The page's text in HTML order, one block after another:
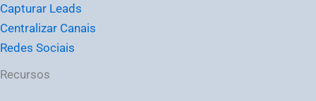
Capturar Leads
Centralizar Canais
Redes Sociais
Recursos